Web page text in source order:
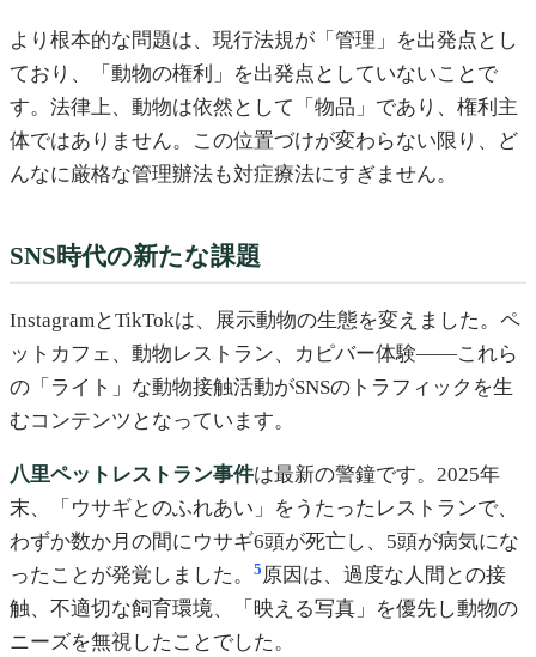
より根本的な問題は、現行法規が「管理」を出発点とし
ており、「動物の権利」を出発点としていないことで
す。法律上、動物は依然として「物品」であり、権利主
体ではありません。この位置づけが変わらない限り、ど
んなに厳格な管理辦法も対症療法にすぎません。
SNS時代の新たな課題
InstagramとTikTokは、展示動物の生態を変えました。ペ
ットカフェ、動物レストラン、カピバー体験——これら
の「ライト」な動物接触活動がSNSのトラフィックを生
むコンテンツとなっています。
八里ペットレストラン事件は最新の警鐘です。2025年
末、「ウサギとのふれあい」をうたったレストランで、
わずか数か月の間にウサギ6頭が死亡し、5頭が病気にな
ったことが発覚しました。
5 原因は、過度な人間との接
触、不適切な飼育環境、「映える写真」を優先し動物の
ニーズを無視したことでした。